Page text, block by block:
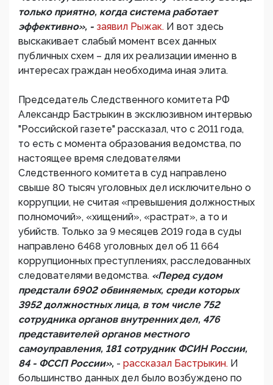
только приятно, когда система работает
эффективно», - заявил Рыжак. И вот здесь
выскакивает слабый момент всех данных
публичных схем – для их реализации именно в
интересах граждан необходима иная элита.
Председатель Следственного комитета РФ
Александр Бастрыкин в эксклюзивном интервью
"Российской газете" рассказал, что с 2011 года,
то есть с момента образования ведомства, по
настоящее время следователями
Следственного комитета в суд направлено
свыше 80 тысяч уголовных дел исключительно о
коррупции, не считая «превышения должностных
полномочий», «хищений», «растрат», а то и
убийств. Только за 9 месяцев 2019 года в суды
направлено 6468 уголовных дел об 11 664
коррупционных преступлениях, расследованных
следователями ведомства. «Перед судом
предстали 6902 обвиняемых, среди которых
3952 должностных лица, в том числе 752
сотрудника органов внутренних дел, 476
представителей органов местного
самоуправления, 181 сотрудник ФСИН России,
84 - ФССП России», - рассказал Бастрыкин. И
большинство данных дел было возбуждено по